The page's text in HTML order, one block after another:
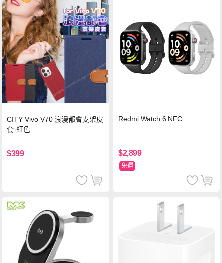
CITY Vivo V70 浪漫都會支架皮
套-紅色
$399
Redmi Watch 6 NFC
$2,899
免運